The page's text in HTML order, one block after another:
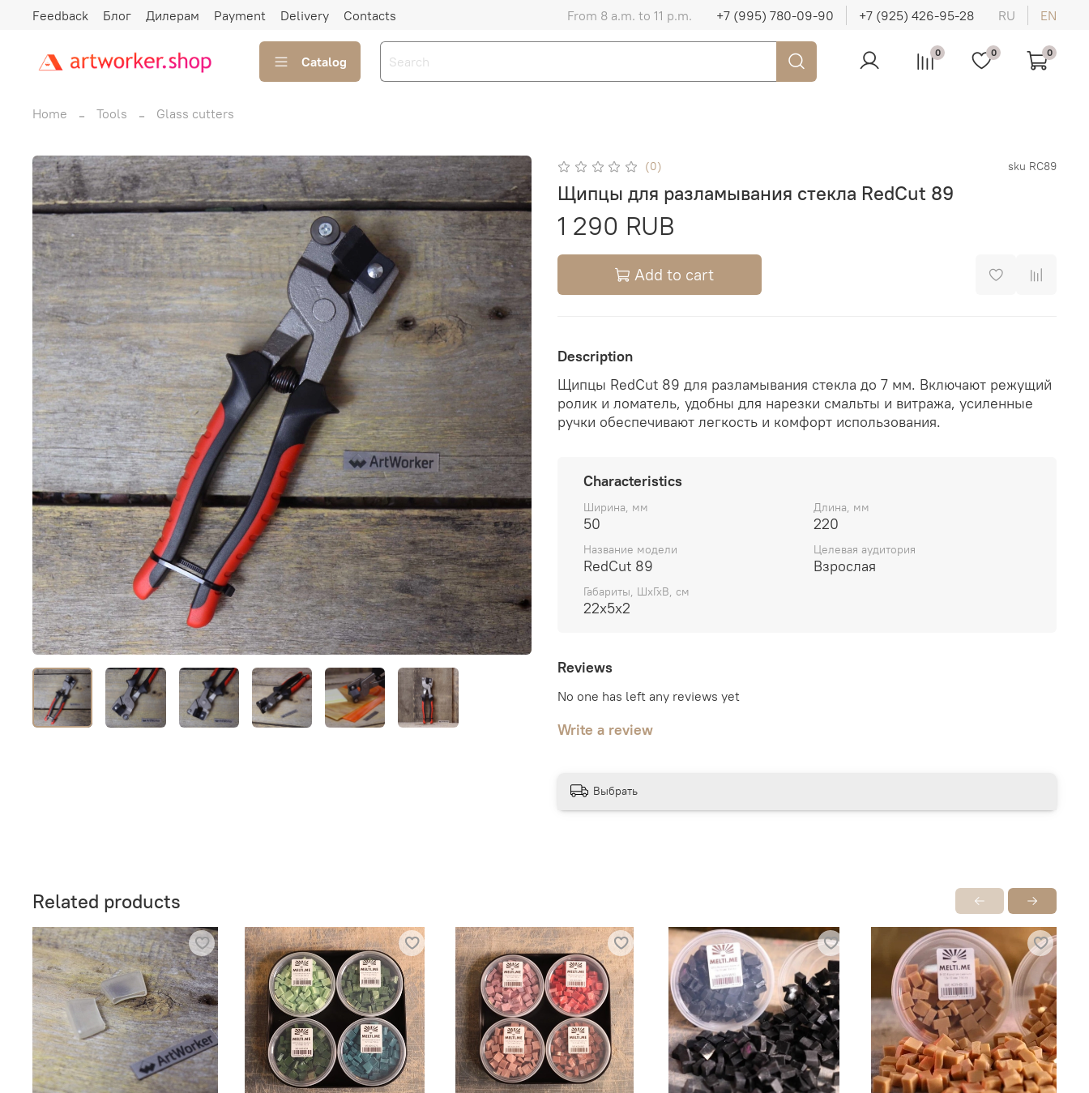
Feedback Блог Дилерам Payment Delivery Contacts From 8 a.m. to 11 p.m. +7 (995) 780-09-90 +7 (925) 426-95-28 RU EN
Catalog
0 0 0
Home Tools Glass cutters
(0) sku RC89
Щипцы для разламывания стекла RedCut 89
1 290 RUB
Add to cart
Description
Щипцы RedCut 89 для разламывания стекла до 7 мм. Включают режущий
ролик и ломатель, удобны для нарезки смальты и витража, усиленные
ручки обеспечивают легкость и комфорт использования.
Characteristics
Ширина, мм
50
Длина, мм
220
Название модели
RedCut 89
Целевая аудитория
Взрослая
Габариты, ШхГхВ, см
22х5х2
Reviews
No one has left any reviews yet
Write a review
Выбрать
Related products